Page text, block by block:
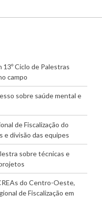
Ciclo de Palestras
campo
sobre saúde mental e
de Fiscalização do
divisão das equipes
sobre técnicas e
do Centro-Oeste,
de Fiscalização em